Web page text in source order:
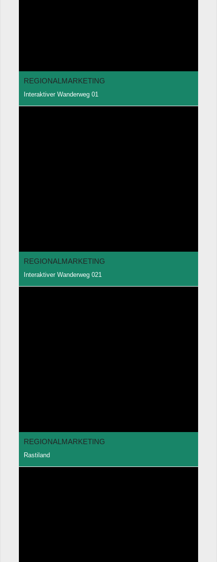
REGIONALMARKETING
Interaktiver Wanderweg 01
REGIONALMARKETING
Interaktiver Wanderweg 021
REGIONALMARKETING
Rastiland